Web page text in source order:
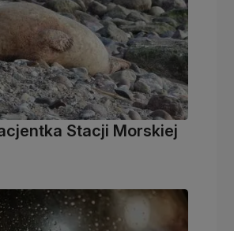
Stacji Morskiej